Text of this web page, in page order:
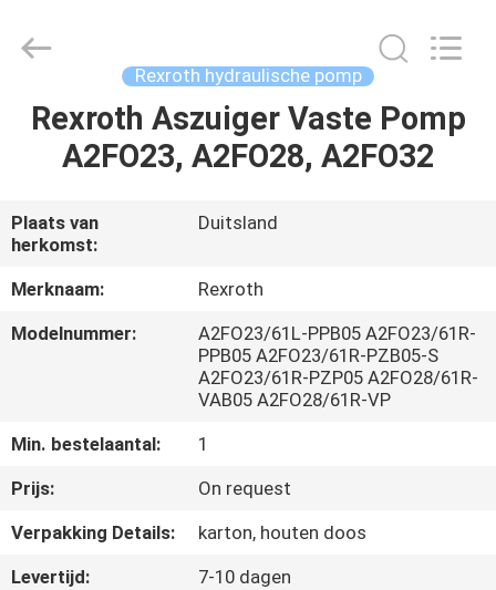
HUIS
ONGEVEER
ONS
FABRIEKSREIS
KWALITEITSCONTROLE
CONTACTEER
ONS
Electronic
Limited.
Rexroth hydraulische pomp
Rexroth Aszuiger Vaste Pomp
A2FO23, A2FO28, A2FO32
Plaats van
herkomst:
Duitsland
Merknaam:
Rexroth
Modelnummer:
A2FO23/61L-PPB05 A2FO23/61R-
PPB05 A2FO23/61R-PZB05-S
A2FO23/61R-PZP05 A2FO28/61R-
VAB05 A2FO28/61R-VP
Min. bestelaantal:
1
Prijs:
On request
Verpakking Details:
karton, houten doos
Levertijd:
7-10 dagen